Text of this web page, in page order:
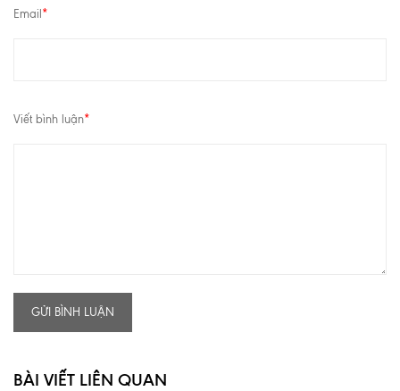
Email *
Viết bình luận*
GỬI BÌNH LUẬN
BÀI VIẾT LIÊN QUAN